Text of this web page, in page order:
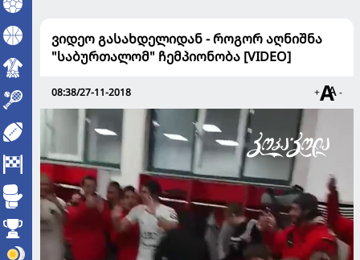
ვიდეო გასახდელიდან - როგორ აღნიშნა
"საბურთალომ" ჩემპიონობა [VIDEO]
08:38/27-11-2018 + -